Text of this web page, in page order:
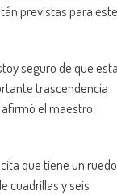
previstas para este
seguro de que
trascendencia
afirmó el maestro
que tiene un ruedo
cuadrillas y seis